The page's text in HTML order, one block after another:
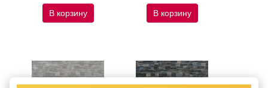
В корзину В корзину